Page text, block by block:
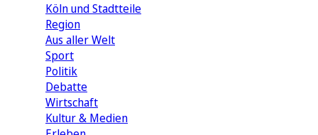
Köln und Stadtteile
Region
Aus aller Welt
Sport
Politik
Debatte
Wirtschaft
Kultur & Medien